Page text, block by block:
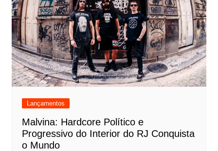
Lançamentos
Malvina: Hardcore Político e
Progressivo do Interior do RJ Conquista
o Mundo